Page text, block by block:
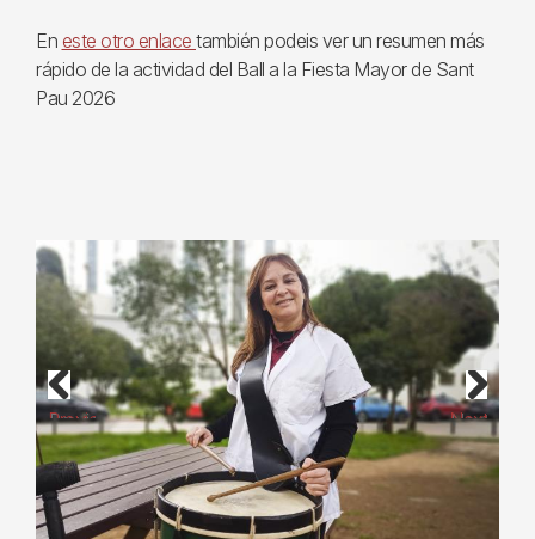
En este otro enlace también podeis ver un resumen más
rápido de la actividad del Ball a la Fiesta Mayor de Sant
Pau 2026
Previous Next